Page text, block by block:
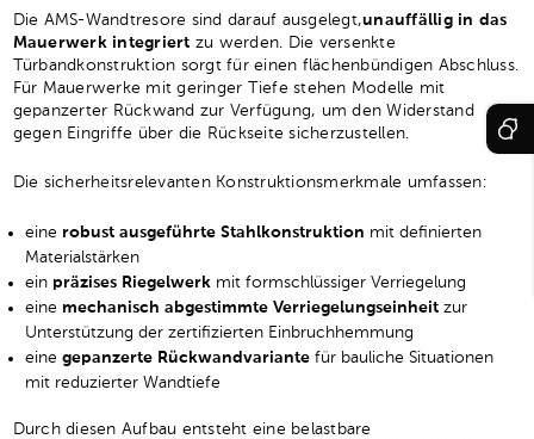
Die AMS-Wandtresore sind darauf ausgelegt,unauffällig in das
Mauerwerk integriert zu werden. Die versenkte
Türbandkonstruktion sorgt für einen flächenbündigen Abschluss.
Für Mauerwerke mit geringer Tiefe stehen Modelle mit
gepanzerter Rückwand zur Verfügung, um den Widerstand
gegen Eingriffe über die Rückseite sicherzustellen.
Die sicherheitsrelevanten Konstruktionsmerkmale umfassen:
eine robust ausgeführte Stahlkonstruktion mit definierten
Materialstärken
ein präzises Riegelwerkmit formschlüssiger Verriegelung
eine mechanisch abgestimmte Verriegelungseinheitzur
Unterstützung der zertifizierten Einbruchhemmung
eine gepanzerte Rückwandvariantefür bauliche Situationen
mit reduzierter Wandtiefe
Durch diesen Aufbau entsteht eine belastbare